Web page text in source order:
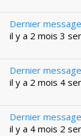
Dernier message
il y a 2 mois 3
Dernier message
il y a 2 mois 4
Dernier message
il y a 4 mois 2